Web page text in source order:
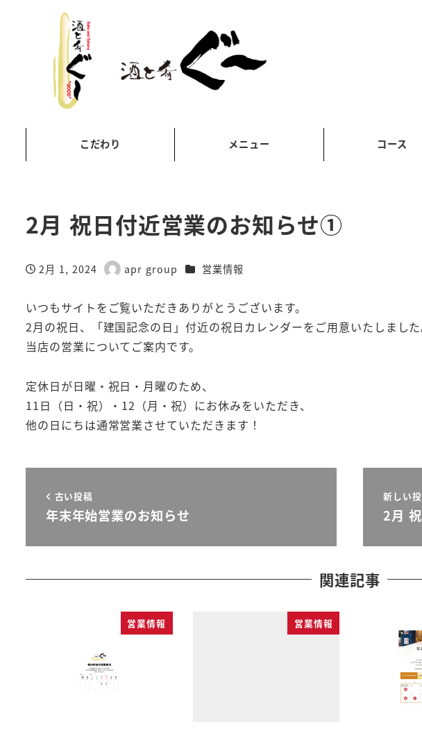
こだわり メニュー コース
2月 祝日付近営業のお知らせ①
投稿日
2月 1, 2024
著
apr group カテゴリー
営業情報
いつもサイトをご覧いただきありがとうございます。
2月の祝日、「建国記念の日」付近の祝日カレンダーをご用意いたしました
当店の営業についてご案内です。
定休日が日曜・祝日・月曜のため、
11日（日・祝）・12（月・祝）にお休みをいただき、
他の日にちは通常営業させていただきます！
古い投稿
年末年始営業のお知らせ
新しい
2月
関連記事
営業情報 営業情報